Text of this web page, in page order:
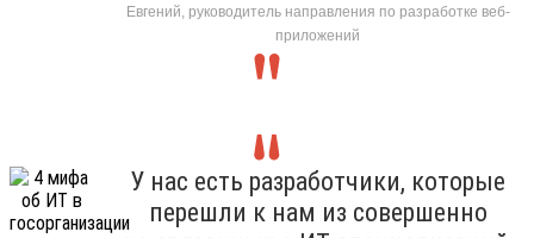
Евгений, руководитель направления по разработке веб-
приложений
У нас есть разработчики, которые
перешли к нам из совершенно